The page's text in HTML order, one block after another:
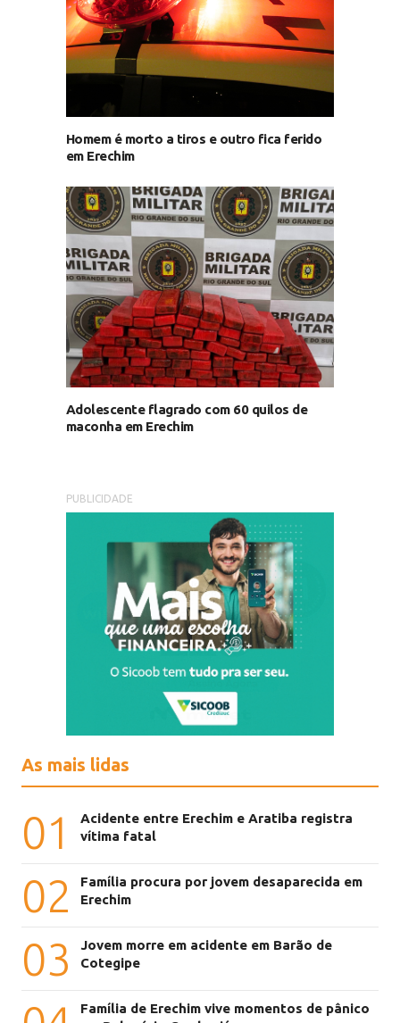
Homem é morto a tiros e outro fica ferido
em Erechim
Adolescente flagrado com 60 quilos de
maconha em Erechim
PUBLICIDADE
As mais lidas
01
Acidente entre Erechim e Aratiba registra
vítima fatal
02
Família procura por jovem desaparecida em
Erechim
03
Jovem morre em acidente em Barão de
Cotegipe
Família de Erechim vive momentos de pânico